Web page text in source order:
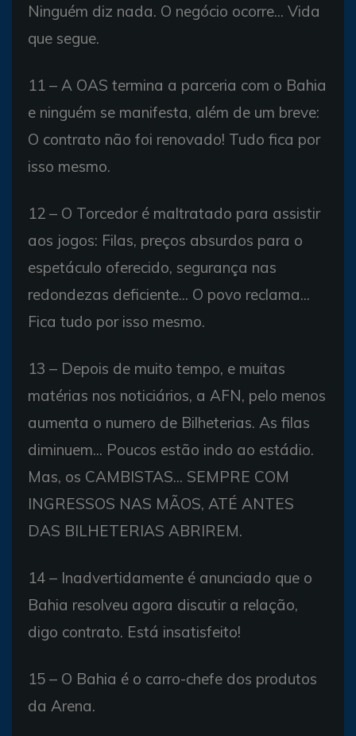
Ninguém diz nada. O negócio ocorre... Vida
que segue.
11 – A OAS termina a parceria com o Bahia
e ninguém se manifesta, além de um breve:
O contrato não foi renovado! Tudo fica por
isso mesmo.
12 – O Torcedor é maltratado para assistir
aos jogos: Filas, preços absurdos para o
espetáculo oferecido, segurança nas
redondezas deficiente... O povo reclama...
Fica tudo por isso mesmo.
13 – Depois de muito tempo, e muitas
matérias nos noticiários, a AFN, pelo menos
aumenta o numero de Bilheterias. As filas
diminuem... Poucos estão indo ao estádio.
Mas, os CAMBISTAS... SEMPRE COM
INGRESSOS NAS MÃOS, ATÉ ANTES
DAS BILHETERIAS ABRIREM.
14 – Inadvertidamente é anunciado que o
Bahia resolveu agora discutir a relação,
digo contrato. Está insatisfeito!
15 – O Bahia é o carro-chefe dos produtos
da Arena.